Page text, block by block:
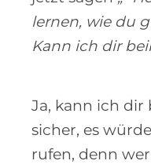
lernen, wie du
Kann ich dir
Ja, kann ich dir
sicher, es
rufen, denn